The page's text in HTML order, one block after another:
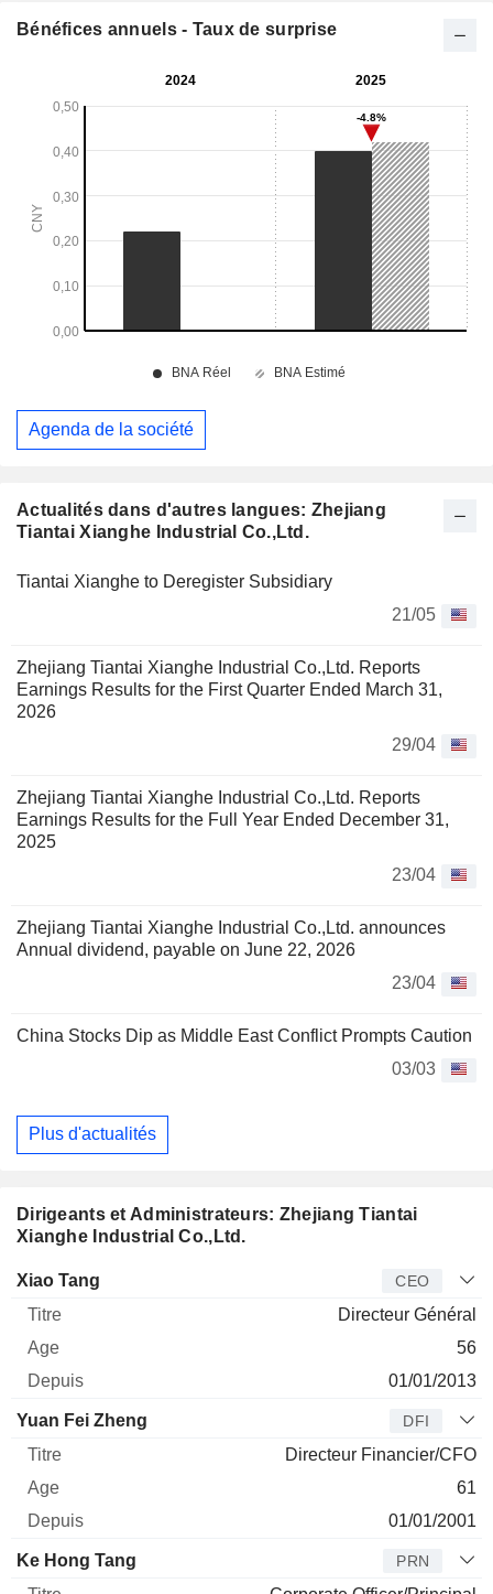
Actualités dans d'autres langues: Zhejiang
Tiantai Xianghe Industrial Co.,Ltd.
Tiantai Xianghe to Deregister Subsidiary
21/05
Zhejiang Tiantai Xianghe Industrial Co.,Ltd. Reports
Earnings Results for the First Quarter Ended March 31,
2026
29/04
Zhejiang Tiantai Xianghe Industrial Co.,Ltd. Reports
Earnings Results for the Full Year Ended December 31,
2025
23/04
Zhejiang Tiantai Xianghe Industrial Co.,Ltd. announces
Annual dividend, payable on June 22, 2026
23/04
China Stocks Dip as Middle East Conflict Prompts Caution
03/03
Plus d'actualités
Dirigeants et Administrateurs: Zhejiang Tiantai
Xianghe Industrial Co.,Ltd.
Dirigeant Titre
Xiao Tang CEO
Directeur Général
56
01/01/2013
Yuan Fei Zheng DFI
Directeur Financier/CFO
61
01/01/2001
Ke Hong Tang PRN
Bénéfices annuels - Taux de surprise
Agenda de la société